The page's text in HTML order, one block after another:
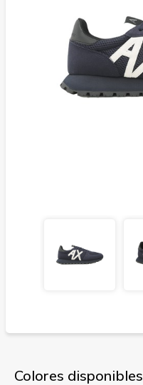
Colores disponibles